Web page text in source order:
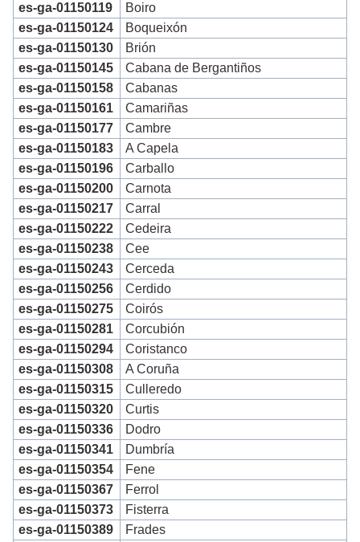
es-ga-01150119
Boiro
es-ga-01150124
Boqueixón
es-ga-01150130
Brión
es-ga-01150145
Cabana de Bergantiños
es-ga-01150158
Cabanas
es-ga-01150161
Camariñas
es-ga-01150177
Cambre
es-ga-01150183
A Capela
es-ga-01150196
Carballo
es-ga-01150200
Carnota
es-ga-01150217
Carral
es-ga-01150222
Cedeira
es-ga-01150238
Cee
es-ga-01150243
Cerceda
es-ga-01150256
Cerdido
es-ga-01150275
Coirós
es-ga-01150281
Corcubión
es-ga-01150294
Coristanco
es-ga-01150308
A Coruña
es-ga-01150315
Culleredo
es-ga-01150320
Curtis
es-ga-01150336
Dodro
es-ga-01150341
Dumbría
es-ga-01150354
Fene
es-ga-01150367
Ferrol
es-ga-01150373
Fisterra
es-ga-01150389
Frades